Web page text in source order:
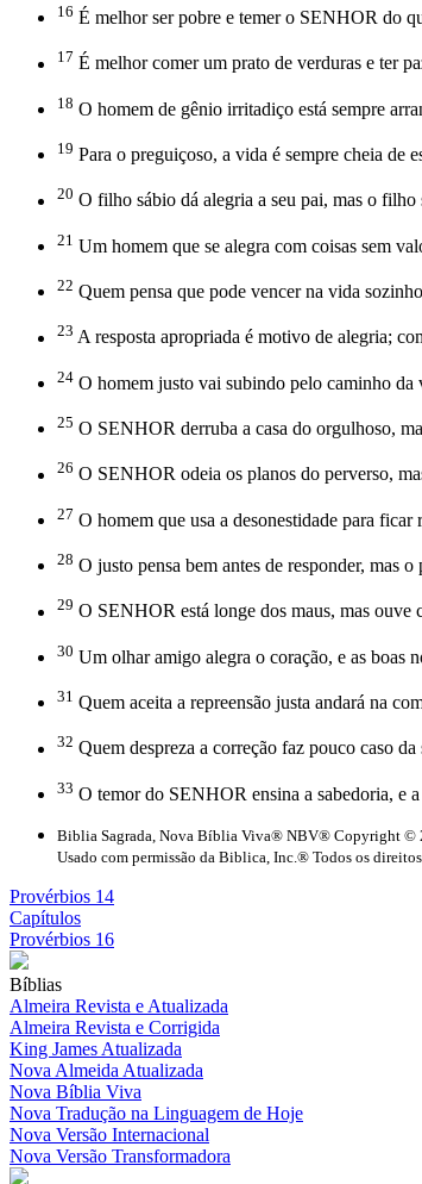
16 É melhor ser pobre e temer o SENHOR do
17 É melhor comer um prato de verduras e ter
18 O homem de gênio irritadiço está sempre
19 Para o preguiçoso, a vida é sempre cheia de
20 O filho sábio dá alegria a seu pai, mas o filho
21 Um homem que se alegra com coisas sem
22 Quem pensa que pode vencer na vida
23 A resposta apropriada é motivo de alegria;
24 O homem justo vai subindo pelo caminho da
25 O SENHOR derruba a casa do orgulhoso,
26 O SENHOR odeia os planos do perverso,
27 O homem que usa a desonestidade para
28 O justo pensa bem antes de responder, mas
29 O SENHOR está longe dos maus, mas ouve
30 Um olhar amigo alegra o coração, e as boas
31 Quem aceita a repreensão justa andará na
32 Quem despreza a correção faz pouco caso
33 O temor do SENHOR ensina a sabedoria, e
Biblia Sagrada, Nova Bíblia Viva® NBV® Copyright ©
Usado com permissão da Biblica, Inc.® Todos os
Provérbios 14
Capítulos
Provérbios 16
Bíblias
Almeira Revista e Atualizada
Almeira Revista e Corrigida
King James Atualizada
Nova Almeida Atualizada
Nova Bíblia Viva
Nova Tradução na Linguagem de Hoje
Nova Versão Internacional
Nova Versão Transformadora